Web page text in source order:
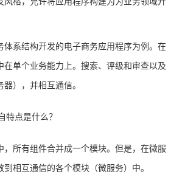
体系结构开发的电子商务应用程序为例。在
在单个业务能力上。搜索、评级和审查以及
），并相互通信。
，所有组件合并成一个模块。但是，在微服
相互通信的各个模块（微服务）中。